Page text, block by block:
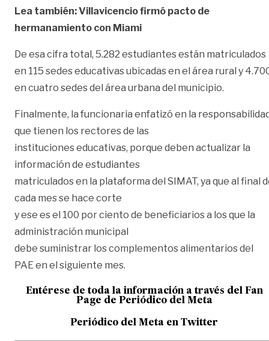
Lea también: Villavicencio firmó pacto de
hermanamiento con Miami
De esa cifra total, 5.282 estudiantes están matriculados
en 115 sedes educativas ubicadas en el área rural y
en cuatro sedes del área urbana del municipio.
Finalmente, la funcionaria enfatizó en la
que tienen los rectores de las
instituciones educativas, porque deben actualizar la
información de estudiantes
matriculados en la plataforma del SIMAT, ya que al final
cada mes se hace corte
y ese es el 100 por ciento de beneficiarios a los que la
administración municipal
debe suministrar los complementos alimentarios del
PAE en el siguiente mes.
Entérese de toda la información a través del Fan
Page de Periódico del Meta
Periódico del Meta en Twitter